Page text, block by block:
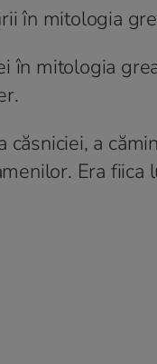
în mitologia
în mitologia
căsniciei, a
Era